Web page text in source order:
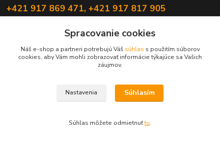
+421 917 869 471, +421 917 817 905
info@monitorrs.com
Eshop-rychlo.sk
Spracovanie cookies
Náš e-shop a partneri potrebujú Váš súhlas s použitím súborov
cookies, aby Vám mohli zobrazovať informácie týkajúce sa Vašich
záujmov.
Nastavenia Súhlasím
Súhlas môžete odmietnuťtu.